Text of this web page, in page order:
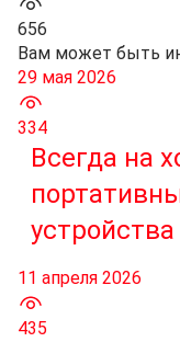
656
Вам может быть
29 мая 2026
334
Всегда на
устройства
11 апреля 2026
435